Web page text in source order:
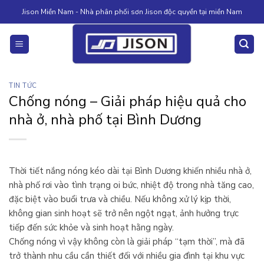
to
content
Jison Miền Nam - Nhà phân phối sơn Jison độc quyền tại miền Nam
TIN TỨC
Chống nóng – Giải pháp hiệu quả cho
nhà ở, nhà phố tại Bình Dương
Thời tiết nắng nóng kéo dài tại Bình Dương khiến nhiều nhà ở,
nhà phố rơi vào tình trạng oi bức, nhiệt độ trong nhà tăng cao,
đặc biệt vào buổi trưa và chiều. Nếu không xử lý kịp thời,
không gian sinh hoạt sẽ trở nên ngột ngạt, ảnh hưởng trực
tiếp đến sức khỏe và sinh hoạt hằng ngày.
Chống nóng vì vậy không còn là giải pháp “tạm thời”, mà đã
trở thành nhu cầu cần thiết đối với nhiều gia đình tại khu vực